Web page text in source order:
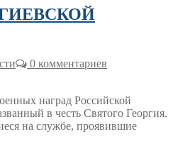
0 комментариев
наград Российской
в честь Святого Георгия.
на службе, проявившие